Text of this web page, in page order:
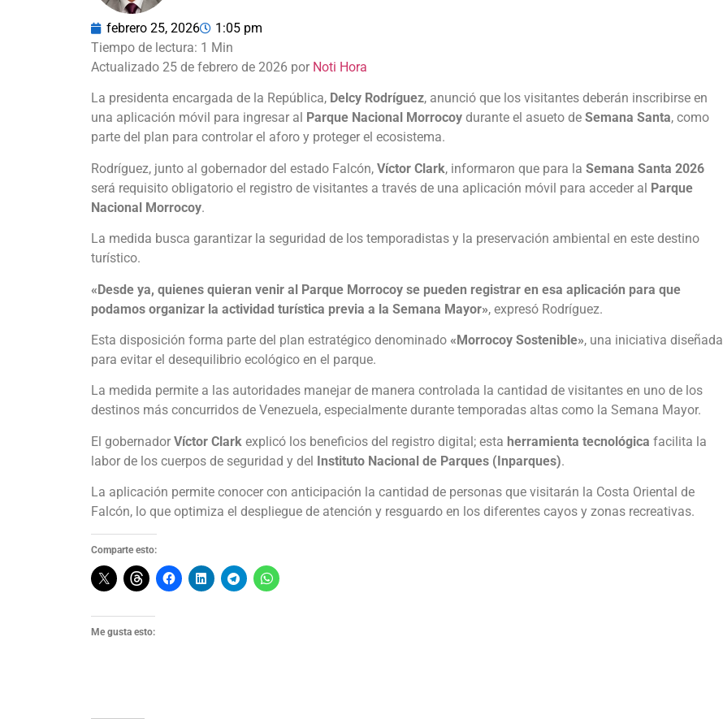
febrero 25, 2026 1:05 pm
Actualizado 25 de febrero de 2026 por Noti Hora
La presidenta encargada de la República, Delcy Rodríguez, anunció que los visitantes deberán inscribirse en
una aplicación móvil para ingresar al
Parque Nacional Morrocoy durante el asueto de Semana Santa, como
parte del plan para controlar el aforo y proteger el ecosistema.
Rodríguez, junto al gobernador del estado Falcón, Víctor Clark, informaron que para la Semana Santa 2026
será requisito obligatorio el registro de visitantes a través de una aplicación móvil para acceder al Parque
Nacional Morrocoy.
La medida busca garantizar la seguridad de los temporadistas y la preservación ambiental en este destino
turístico.
«Desde ya, quienes quieran venir al Parque Morrocoy se pueden registrar en esa aplicación para que
podamos organizar la actividad turística previa a la Semana Mayor», expresó Rodríguez.
Esta disposición forma parte del plan estratégico denominado «Morrocoy Sostenible», una iniciativa diseñada
para evitar el desequilibrio ecológico en el parque.
La medida permite a las autoridades manejar de manera controlada la cantidad de visitantes en uno de los
destinos más concurridos de Venezuela, especialmente durante temporadas altas como la Semana Mayor.
El gobernador Víctor Clark explicó los beneficios del registro digital; esta herramienta tecnológica facilita la
labor de los cuerpos de seguridad y del Instituto Nacional de Parques (Inparques).
La aplicación permite conocer con anticipación la cantidad de personas que visitarán la Costa Oriental de
Falcón, lo que optimiza el despliegue de atención y resguardo en los diferentes cayos y zonas recreativas.
Comparte esto:
Me gusta esto: